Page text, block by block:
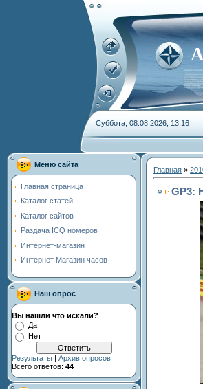
Суббота, 08.08.2026, 13:16
Меню сайта
Главная страница
Каталог статей
Каталог сайтов
Раздача ICQ номеров
Интернет-магазин
Интернет Магазин часов
Наш опрос
Вы нашли что искали?
Да
Нет
Результаты | Архив опросов
Всего ответов: 44
Главная »
GP3: